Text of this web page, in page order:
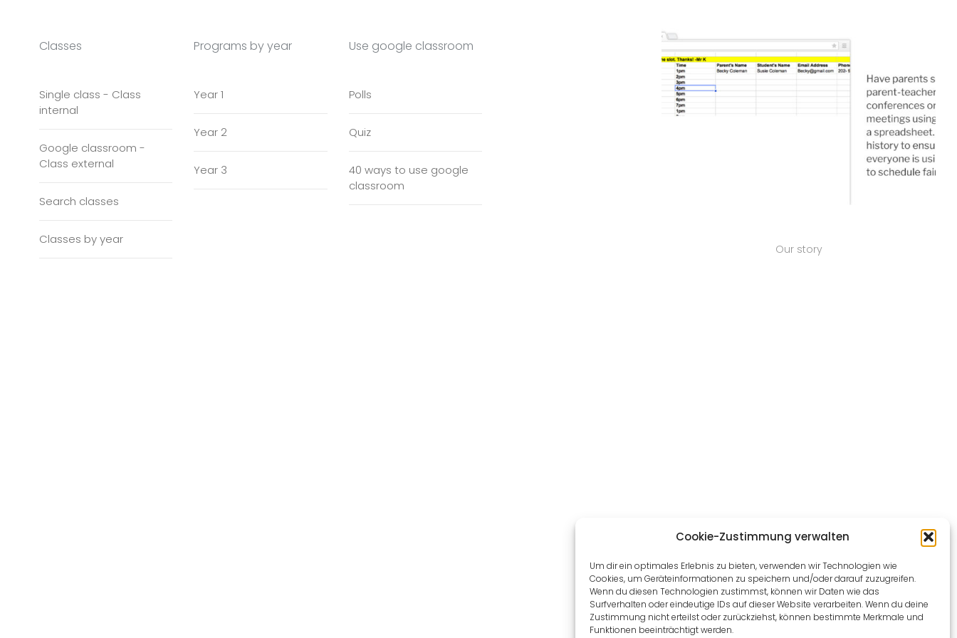
Cookie-Zustimmung verwalten
Um dir ein optimales Erlebnis zu bieten, verwenden wir Technologien wie
Cookies, um Geräteinformationen zu speichern und/oder darauf zuzugreifen.
Wenn du diesen Technologien zustimmst, können wir Daten wie das
Surfverhalten oder eindeutige IDs auf dieser Website verarbeiten. Wenn du deine
Zustimmung nicht erteilst oder zurückziehst, können bestimmte Merkmale und
Funktionen beeinträchtigt werden.
Classes
Single class - Class
internal
Google classroom -
Class external
Search classes
Classes by year
Programs by year
Year 1
Year 2
Year 3
Use google classroom
Polls
Quiz
40 ways to use google
classroom
Our story